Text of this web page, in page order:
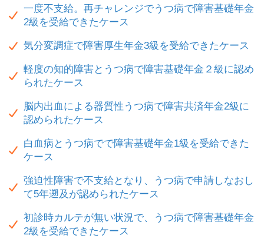
一度不支給。再チャレンジでうつ病で障害基礎年金
2級を受給できたケース
気分変調症で障害厚生年金3級を受給できたケース
軽度の知的障害とうつ病で障害基礎年金２級に認め
られたケース
脳内出血による器質性うつ病で障害共済年金2級に
認められたケース
白血病とうつ病でで障害基礎年金1級を受給できた
ケース
強迫性障害で不支給となり、うつ病で申請しなおし
て5年遡及が認められたケース
初診時カルテが無い状況で、うつ病で障害基礎年金
2級を受給できたケース